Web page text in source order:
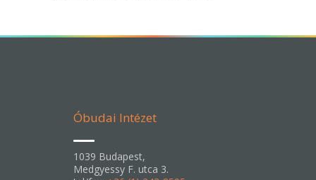
Óbudai Intézet
1039 Budapest,
Medgyessy F. utca 3.